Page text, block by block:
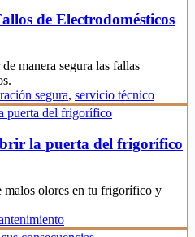
de Electrodomésticos
manera segura las fallas
segura, servicio técnico
la puerta del frigorífico
malos olores en tu frigorífico y